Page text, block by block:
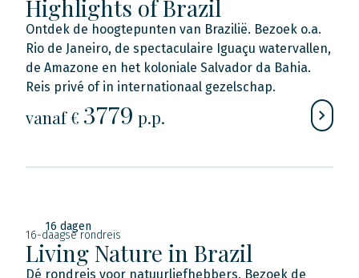
Highlights of Brazil
Ontdek de hoogtepunten van Brazilië. Bezoek o.a.
Rio de Janeiro, de spectaculaire Iguaçu watervallen,
de Amazone en het koloniale Salvador da Bahia.
Reis privé of in internationaal gezelschap.
vanaf € 3779 p.p.
16 dagen
16-daagse rondreis
Living Nature in Brazil
Dé rondreis voor natuurliefhebbers. Bezoek de